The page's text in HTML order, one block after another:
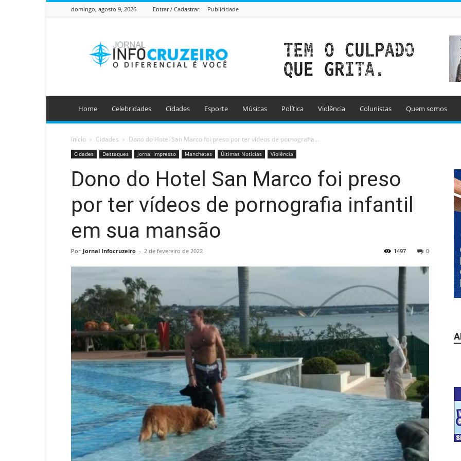
domingo, agosto 9, 2026 Entrar / Cadastrar Publicidade
Info
Cruzeiro
Home Celebridades Cidades Esporte Músicas Política Violência Colunistas Quem somos
Início Cidades Dono do Hotel San Marco foi preso por ter vídeos de pornografia...
Cidades Destaques Jornal Impresso Manchetes Últimas Notícias Violência
Dono do Hotel San Marco foi preso
por ter vídeos de pornografia infantil
em sua mansão
Por Jornal Infocruzeiro - 2 de fevereiro de 2022 0
1497